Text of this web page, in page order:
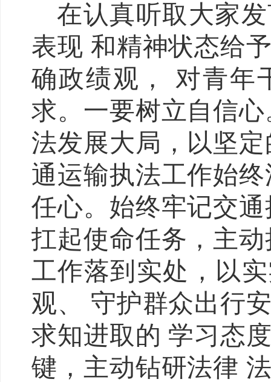
在认真听取大家
表现 和精神状态给
确政绩观， 对青年
求。一要树立自信
法发展大局，以坚
通运输执法工作始
任心。始终牢记交
扛起使命任务，主
工作落到实处，以
观、 守护群众出行
求知进取的 学习态
键，主动钻研法律